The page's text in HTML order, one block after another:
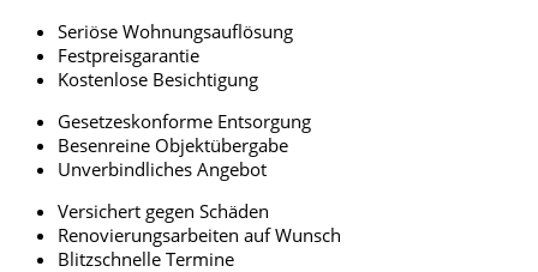
Seriöse Wohnungsauflösung
Festpreisgarantie
Kostenlose Besichtigung
Gesetzeskonforme Entsorgung
Besenreine Objektübergabe
Unverbindliches Angebot
Versichert gegen Schäden
Renovierungsarbeiten auf Wunsch
Blitzschnelle Termine